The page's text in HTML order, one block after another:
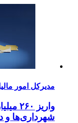
مدیرکل امور
شهرداری‌ها و